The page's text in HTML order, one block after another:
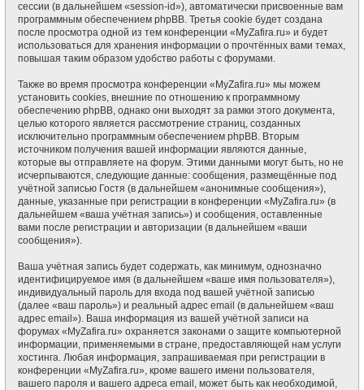
сессии (в дальнейшем «session-id»), автоматически присвоенные вам
программным обеспечением phpBB. Третья cookie будет создана
после просмотра одной из тем конференции «MyZafira.ru» и будет
использоваться для хранения информации о прочтённых вами темах,
повышая таким образом удобство работы с форумами.
Также во время просмотра конференции «MyZafira.ru» мы можем
установить cookies, внешние по отношению к программному
обеспечению phpBB, однако они выходят за рамки этого документа,
целью которого является рассмотрение страниц, созданных
исключительно программным обеспечением phpBB. Вторым
источником получения вашей информации являются данные,
которые вы отправляете на форум. Этими данными могут быть, но не
исчерпываются, следующие данные: сообщения, размещённые под
учётной записью Гостя (в дальнейшем «анонимные сообщения»),
данные, указанные при регистрации в конференции «MyZafira.ru» (в
дальнейшем «ваша учётная запись») и сообщения, оставленные
вами после регистрации и авторизации (в дальнейшем «ваши
сообщения»).
Ваша учётная запись будет содержать, как минимум, однозначно
идентифицируемое имя (в дальнейшем «ваше имя пользователя»),
индивидуальный пароль для входа под вашей учётной записью
(далее «ваш пароль») и реальный адрес email (в дальнейшем «ваш
адрес email»). Ваша информация из вашей учётной записи на
форумах «MyZafira.ru» охраняется законами о защите компьютерной
информации, применяемыми в стране, предоставляющей нам услуги
хостинга. Любая информация, запрашиваемая при регистрации в
конференции «MyZafira.ru», кроме вашего имени пользователя,
вашего пароля и вашего адреса email, может быть как необходимой,